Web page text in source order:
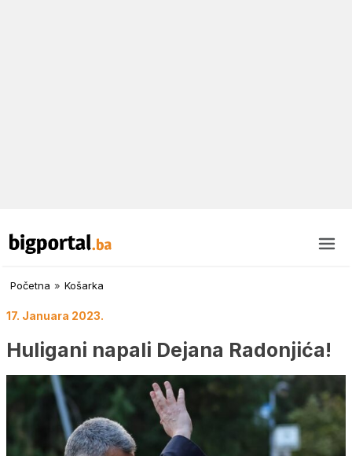
Početna » Košarka
17. Januara 2023.
Huligani napali Dejana Radonjića!